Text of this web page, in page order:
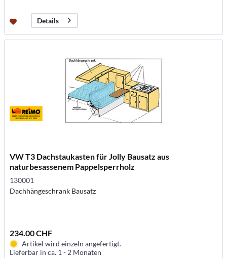
Details
VW T3 Dachstaukasten für Jolly Bausatz aus
naturbesassenem Pappelsperrholz
130001
Dachhängeschrank Bausatz
234.00 CHF
Artikel wird einzeln angefertigt.
Lieferbar in ca. 1 - 2 Monaten